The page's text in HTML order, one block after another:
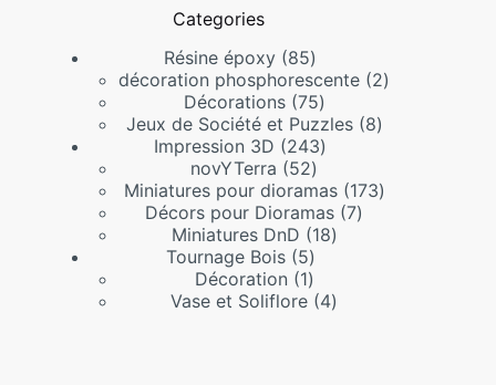
Categories
Résine époxy 8585
produits
décoration phosphorescente 22
Décorations 7575
produits
Jeux de Société et Puzzles 88
Impression 3D 243243
novYTerra 5252
produits
Miniatures pour dioramas 173173
Décors pour Dioramas 77
Miniatures DnD 1818
Tournage Bois 55
produits
Décoration 11
produit
Vase et Soliflore 44